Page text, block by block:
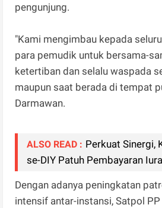
pengunjung.
"Kami mengimbau kepada
para pemudik untuk bersama-
ketertiban dan selalu waspada
maupun saat berada di tempat
Darmawan.
ALSO READ : Perkuat Sinergi,
se-DIY Patuh Pembayaran
Dengan adanya peningkatan
intensif antar-instansi, Satpol